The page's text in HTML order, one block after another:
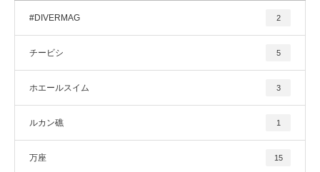
#DIVERMAG 2
チービシ 5
ホエールスイム 3
ルカン礁 1
万座 15